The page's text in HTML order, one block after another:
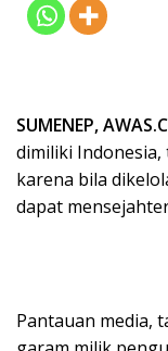
SUMENEP,
dimiliki
karena bila
dapat
Pantauan media,